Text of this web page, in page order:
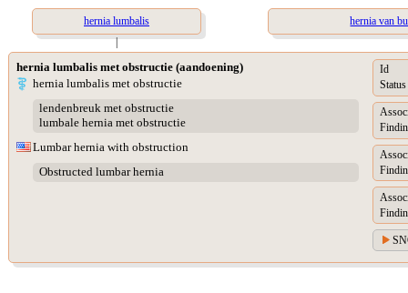
hernia lumbalis
hernia van
|
hernia lumbalis met obstructie (aandoening)
hernia lumbalis met obstructie
lendenbreuk met obstructie
lumbale hernia met obstructie
Lumbar hernia with obstruction
Obstructed lumbar hernia
Id
Status